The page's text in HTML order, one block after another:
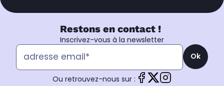
Restons en contact !
Inscrivez-vous à la newsletter
Ok
Ou retrouvez-nous sur :